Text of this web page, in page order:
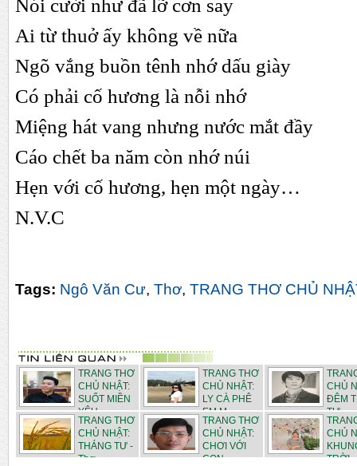
Nói cười như đã lỡ cơn say
Ai từ thuở ấy không về nữa
Ngõ vắng buồn tênh nhớ dấu giày
Có phải cố hương là nỗi nhớ
Miệng hát vang nhưng nước mắt đầy
Cáo chết ba năm còn nhớ núi
Hẹn với cố hương, hẹn một ngày…
N.V.C
Tags: Ngô Văn Cư, Thơ, TRANG THƠ CHỦ
TRANG THƠ
CHỦ NHẬT:
SUỐT MIỀN
YÊU -...
TRANG THƠ
CHỦ NHẬT:
LY CÀ PHÊ
EM M...
CHỦ
ĐÊM
TƯ - ...
TRANG THƠ
CHỦ NHẬT:
THÁNG TƯ -
Thơ ...
TRANG THƠ
CHỦ NHẬT:
CHƠI VỚI
CON - ...
CHỦ
TRỜI